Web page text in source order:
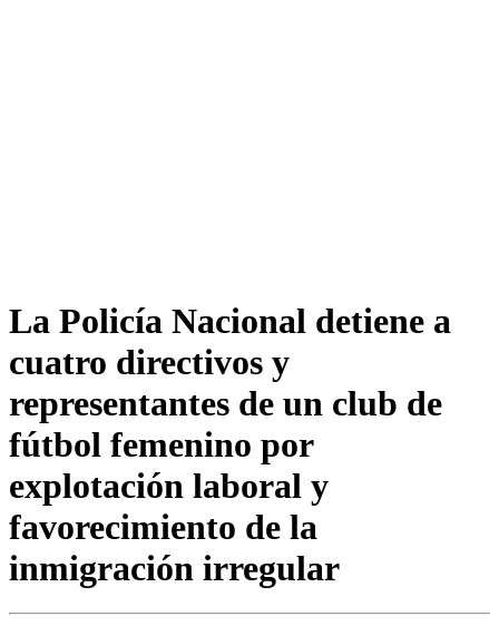
La Policía Nacional detiene a
cuatro directivos y
representantes de un club de
fútbol femenino por
explotación laboral y
favorecimiento de la
inmigración irregular